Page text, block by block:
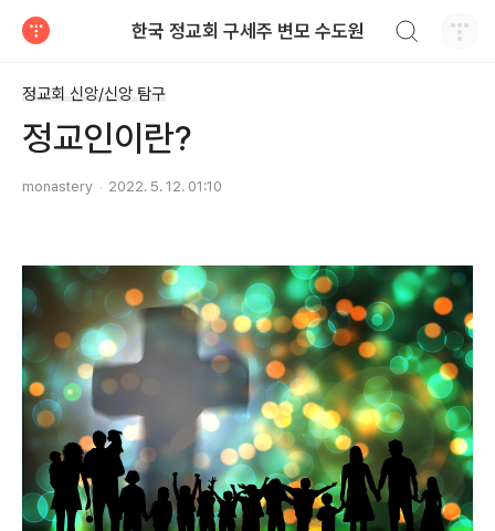
한국 정교회 구세주 변모 수도원
정교회 신앙/신앙 탐구
정교인이란?
monastery 2022. 5. 12. 01:10